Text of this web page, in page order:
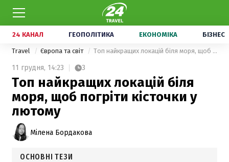
24 КАНАЛ ГЕОПОЛІТИКА ЕКОНОМІКА БІЗНЕС
Travel Європа та світ Топ найкращих локацій біля моря, щоб погріти кісточки у лютому
11 грудня, 14:23 3
Топ найкращих локацій біля
моря, щоб погріти кісточки у
лютому
Мілена Бордакова
ОСНОВНІ ТЕЗИ